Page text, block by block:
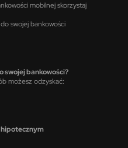
mobilnej skorzystaj
swojej bankowości
swojej bankowości?
możesz odzyskać:
hipotecznym